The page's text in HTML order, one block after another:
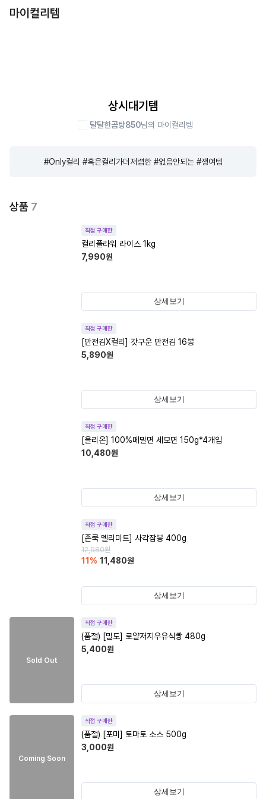
마이컬리템
상시대기템
달달한곰탕850님의 마이컬리템
#Only컬리 #혹은컬리가더저렴한 #없음안되는 #쟁여템
상품 7
직접 구매한
컬리플라워 라이스 1kg
7,990원
상세보기
직접 구매한
[만전김X컬리] 갓구운 만전김 16봉
5,890원
상세보기
직접 구매한
[올리온] 100%메밀면 세모면 150g*4개입
10,480원
상세보기
직접 구매한
[존쿡 델리미트] 사각잠봉 400g
12,980원
11 % 11,480원
상세보기
Sold Out
직접 구매한
(품절) [밀도] 로얄저지우유식빵 480g
5,400원
상세보기
Coming Soon
직접 구매한
(품절) [포미] 토마토 소스 500g
3,000원
상세보기